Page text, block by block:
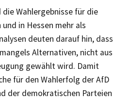
Wahlergebnisse für die
in Hessen mehr als
deuten darauf hin, dass
Alternativen, nicht aus
gewählt wird. Damit
für den Wahlerfolg der AfD
der demokratischen Parteien